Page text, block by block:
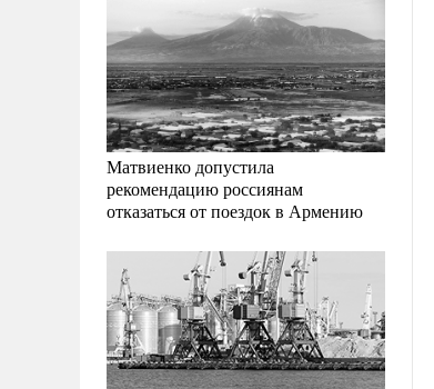
Матвиенко допустила
рекомендацию россиянам
отказаться от поездок в Армению